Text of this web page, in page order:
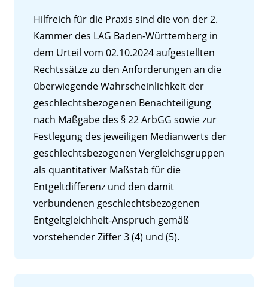
Hilfreich für die Praxis sind die von der 2.
Kammer des LAG Baden-Württemberg in
dem Urteil vom 02.10.2024 aufgestellten
Rechtssätze zu den Anforderungen an die
überwiegende Wahrscheinlichkeit der
geschlechtsbezogenen Benachteiligung
nach Maßgabe des § 22 ArbGG sowie zur
Festlegung des jeweiligen Medianwerts der
geschlechtsbezogenen Vergleichsgruppen
als quantitativer Maßstab für die
Entgeltdifferenz und den damit
verbundenen geschlechtsbezogenen
Entgeltgleichheit-Anspruch gemäß
vorstehender Ziffer 3 (4) und (5).